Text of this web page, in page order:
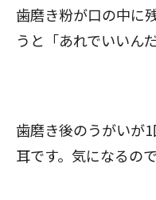
歯磨き粉が口の中に
うと「あれでいいん
歯磨き後のうがいが
耳です。気になるの